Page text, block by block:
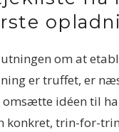
om at
er truffet, er
idéen til
konkret, trin-for-trin